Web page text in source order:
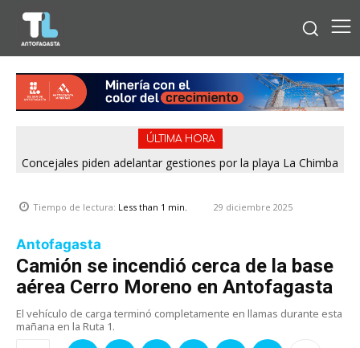
ÚLTIMA HORA
Concejales piden adelantar gestiones por la playa La Chimba
Tiempo de lectura: Less than 1 min. 29 diciembre 2025
Antofagasta
Camión se incendió cerca de la base
aérea Cerro Moreno en Antofagasta
El vehículo de carga terminó completamente en llamas durante esta
mañana en la Ruta 1.